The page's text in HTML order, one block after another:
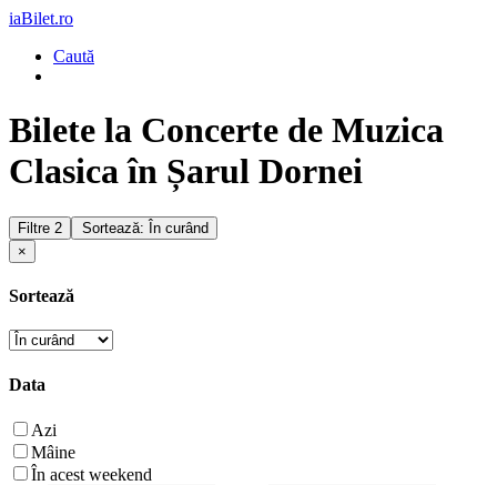
iaBilet.ro
Caută
Bilete la Concerte de Muzica
Clasica în Șarul Dornei
Filtre 2
Sortează: În curând
×
Sortează
Data
Azi
Mâine
În acest weekend